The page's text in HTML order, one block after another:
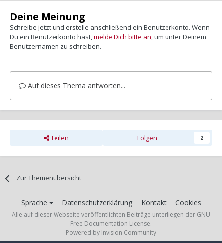
Deine Meinung
Schreibe jetzt und erstelle anschließend ein Benutzerkonto. Wenn
Du ein Benutzerkonto hast,melde Dich bitte an, um unter Deinem
Benutzernamen zu schreiben.
Auf dieses Thema antworten...
Teilen Folgen 2
Zur Themenübersicht
Sprache Datenschutzerklärung Kontakt Cookies
Alle auf dieser Webseite veröffentlichten Beiträge unterliegen der GNU
Free Documentation License.
Powered by Invision Community